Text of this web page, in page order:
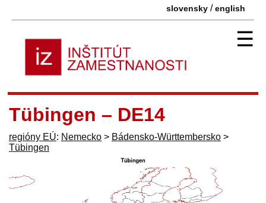
slovensky /english
☰
Tübingen – DE14
regióny EÚ: Nemecko > Bádensko-Württembersko >
Tübingen